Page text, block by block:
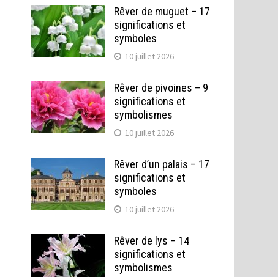
Rêver de muguet – 17
significations et
symboles
10 juillet 2026
Rêver de pivoines – 9
significations et
symbolismes
10 juillet 2026
Rêver d’un palais – 17
significations et
symboles
10 juillet 2026
Rêver de lys – 14
significations et
symbolismes